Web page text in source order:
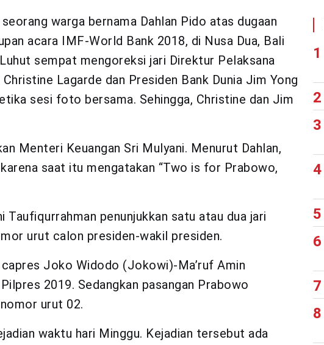
warga bernama Dahlan Pido atas dugaan
acara IMF-World Bank 2018, di Nusa Dua, Bali
sempat mengoreksi jari Direktur Pelaksana
Lagarde dan Presiden Bank Dunia Jim Yong
sesi foto bersama. Sehingga, Christine dan Jim
Menteri Keuangan Sri Mulyani. Menurut Dahlan,
saat itu mengatakan “Two is for Prabowo,
Taufiqurrahman penunjukkan satu atau dua jari
urut calon presiden-wakil presiden.
Joko Widodo (Jokowi)-Ma’ruf Amin
2019. Sedangkan pasangan Prabowo
urut 02.
waktu hari Minggu. Kejadian tersebut ada